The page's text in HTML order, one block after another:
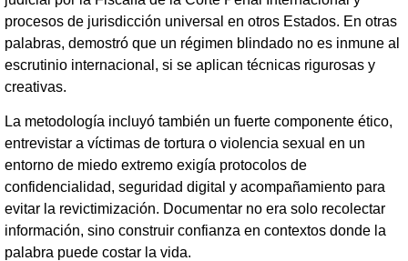
procesos de jurisdicción universal en otros Estados. En otras
palabras, demostró que un régimen blindado no es inmune al
escrutinio internacional, si se aplican técnicas rigurosas y
creativas.
La metodología incluyó también un fuerte componente ético,
entrevistar a víctimas de tortura o violencia sexual en un
entorno de miedo extremo exigía protocolos de
confidencialidad, seguridad digital y acompañamiento para
evitar la revictimización. Documentar no era solo recolectar
información, sino construir confianza en contextos donde la
palabra puede costar la vida.